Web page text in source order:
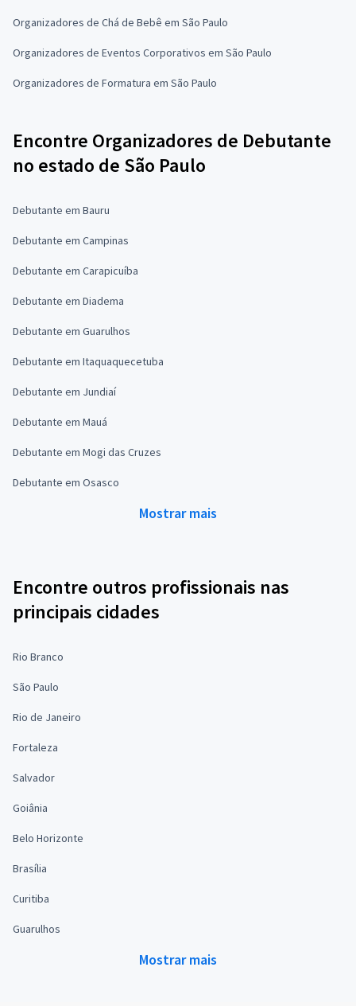
Organizadores de Chá de Bebê em São Paulo
Organizadores de Eventos Corporativos em São Paulo
Organizadores de Formatura em São Paulo
Encontre Organizadores de Debutante
no estado de São Paulo
Debutante em Bauru
Debutante em Campinas
Debutante em Carapicuíba
Debutante em Diadema
Debutante em Guarulhos
Debutante em Itaquaquecetuba
Debutante em Jundiaí
Debutante em Mauá
Debutante em Mogi das Cruzes
Debutante em Osasco
Mostrar mais
Encontre outros profissionais nas
principais cidades
Rio Branco
São Paulo
Rio de Janeiro
Fortaleza
Salvador
Goiânia
Belo Horizonte
Brasília
Curitiba
Guarulhos
Mostrar mais